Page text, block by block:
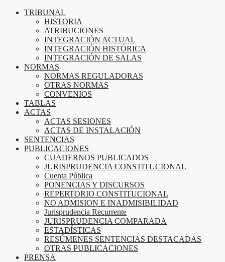
TRIBUNAL
HISTORIA
ATRIBUCIONES
INTEGRACIÓN ACTUAL
INTEGRACIÓN HISTÓRICA
INTEGRACIÓN DE SALAS
NORMAS
NORMAS REGULADORAS
OTRAS NORMAS
CONVENIOS
TABLAS
ACTAS
ACTAS SESIONES
ACTAS DE INSTALACIÓN
SENTENCIAS
PUBLICACIONES
CUADERNOS PUBLICADOS
JURISPRUDENCIA CONSTITUCIONAL
Cuenta Pública
PONENCIAS Y DISCURSOS
REPERTORIO CONSTITUCIONAL
NO ADMISION E INADMISIBILIDAD
Jurisprudencia Recurrente
JURISPRUDENCIA COMPARADA
ESTADÍSTICAS
RESÚMENES SENTENCIAS DESTACADAS
OTRAS PUBLICACIONES
PRENSA